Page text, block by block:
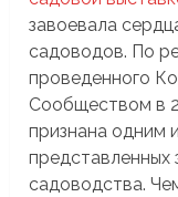
завоевала
садоводов. По
проведенного
Сообществом в
признана одним
представленных
садоводства.